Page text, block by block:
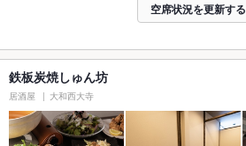
空席状況を更新する
鉄板炭焼しゅん坊
居酒屋 大和西大寺